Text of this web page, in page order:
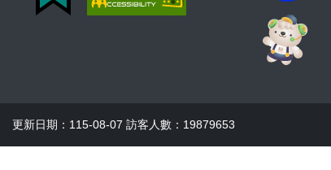
更新日期：115-08-07 訪客人數：19879653